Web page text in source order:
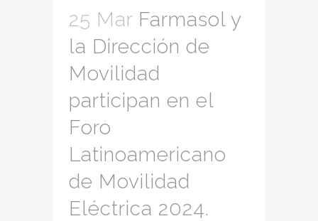
25 Mar Farmasol y
la Dirección de
Movilidad
participan en el
Foro
Latinoamericano
de Movilidad
Eléctrica 2024.